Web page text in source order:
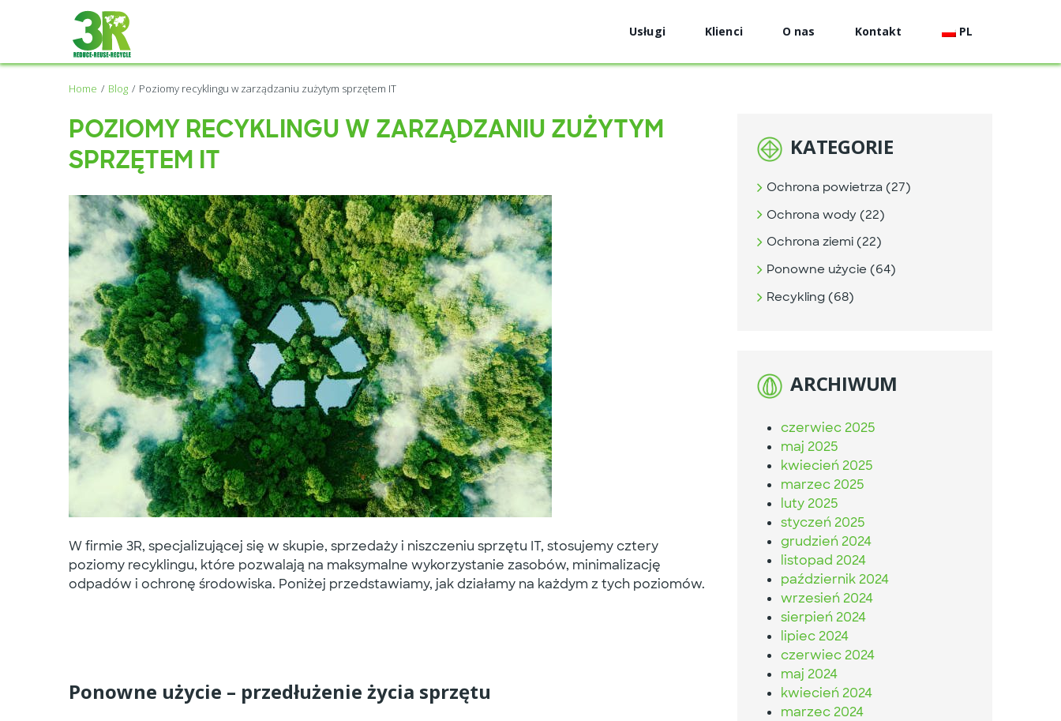
Usługi Klienci O nas Kontakt PL
Home Blog Poziomy recyklingu w zarządzaniu zużytym sprzętem IT
POZIOMY RECYKLINGU W ZARZĄDZANIU ZUŻYTYM
SPRZĘTEM IT
W firmie 3R, specjalizującej się w skupie, sprzedaży i niszczeniu sprzętu IT, stosujemycztery
poziomy recyklingu, które pozwalają na maksymalne wykorzystanie zasobów, minimalizację
odpadów i ochronę środowiska. Poniżej przedstawiamy, jak działamy na każdym z tych poziomów.
Ponowne użycie – przedłużenie życia sprzętu
KATEGORIE
Ochrona powietrza (27)
Ochrona wody (22)
Ochrona ziemi (22)
Ponowne użycie (64)
Recykling (68)
ARCHIWUM
czerwiec 2025
maj 2025
kwiecień 2025
marzec 2025
luty 2025
styczeń 2025
grudzień 2024
listopad 2024
październik 2024
wrzesień 2024
sierpień 2024
lipiec 2024
czerwiec 2024
maj 2024
kwiecień 2024
marzec 2024